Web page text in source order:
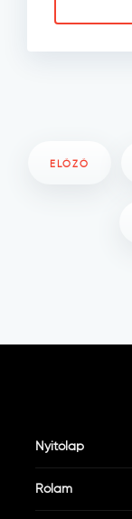
ELŐZŐ
Nyitólap
Rólam